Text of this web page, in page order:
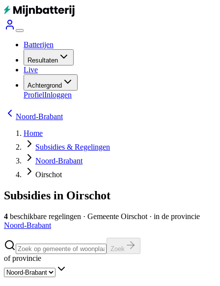
Batterijen
Resultaten
Live
Achtergrond
ProfielInloggen
Noord-Brabant
Home
Subsidies & Regelingen
Noord-Brabant
Oirschot
Subsidies in Oirschot
4 beschikbare regelingen · Gemeente Oirschot · in de provincie
Noord-Brabant
Zoek
of provincie